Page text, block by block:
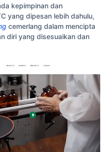
kepimpinan dan
yang dipesan lebih dahulu,
cemerlang dalam mencipta
diri yang disesuaikan dan